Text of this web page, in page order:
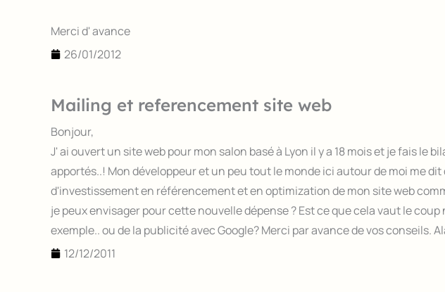
Merci d' avance
26/01/2012
Mailing et referencement site web
Bonjour,
J' ai ouvert un site web pour mon salon basé à Lyon il y a 18 mois et je fais
apportés..! Mon développeur et un peu tout le monde ici autour de moi me
d'investissement en référencement et en optimization de mon site web
je peux envisager pour cette nouvelle dépense ? Est ce que cela vaut le
exemple.. ou de la publicité avec Google? Merci par avance de vos conseils.
12/12/2011